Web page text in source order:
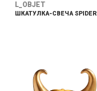
L_OBJET
ШКАТУЛКА-СВЕЧА SPIDER